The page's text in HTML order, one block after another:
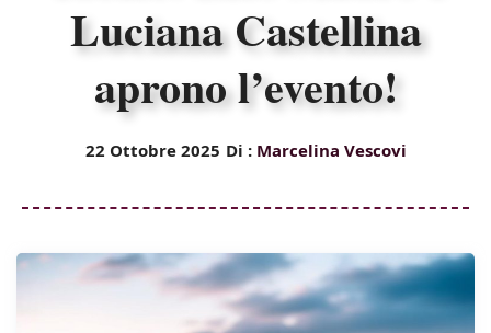
Luciana Castellina
aprono l’evento!
22 Ottobre 2025 Di : Marcelina Vescovi